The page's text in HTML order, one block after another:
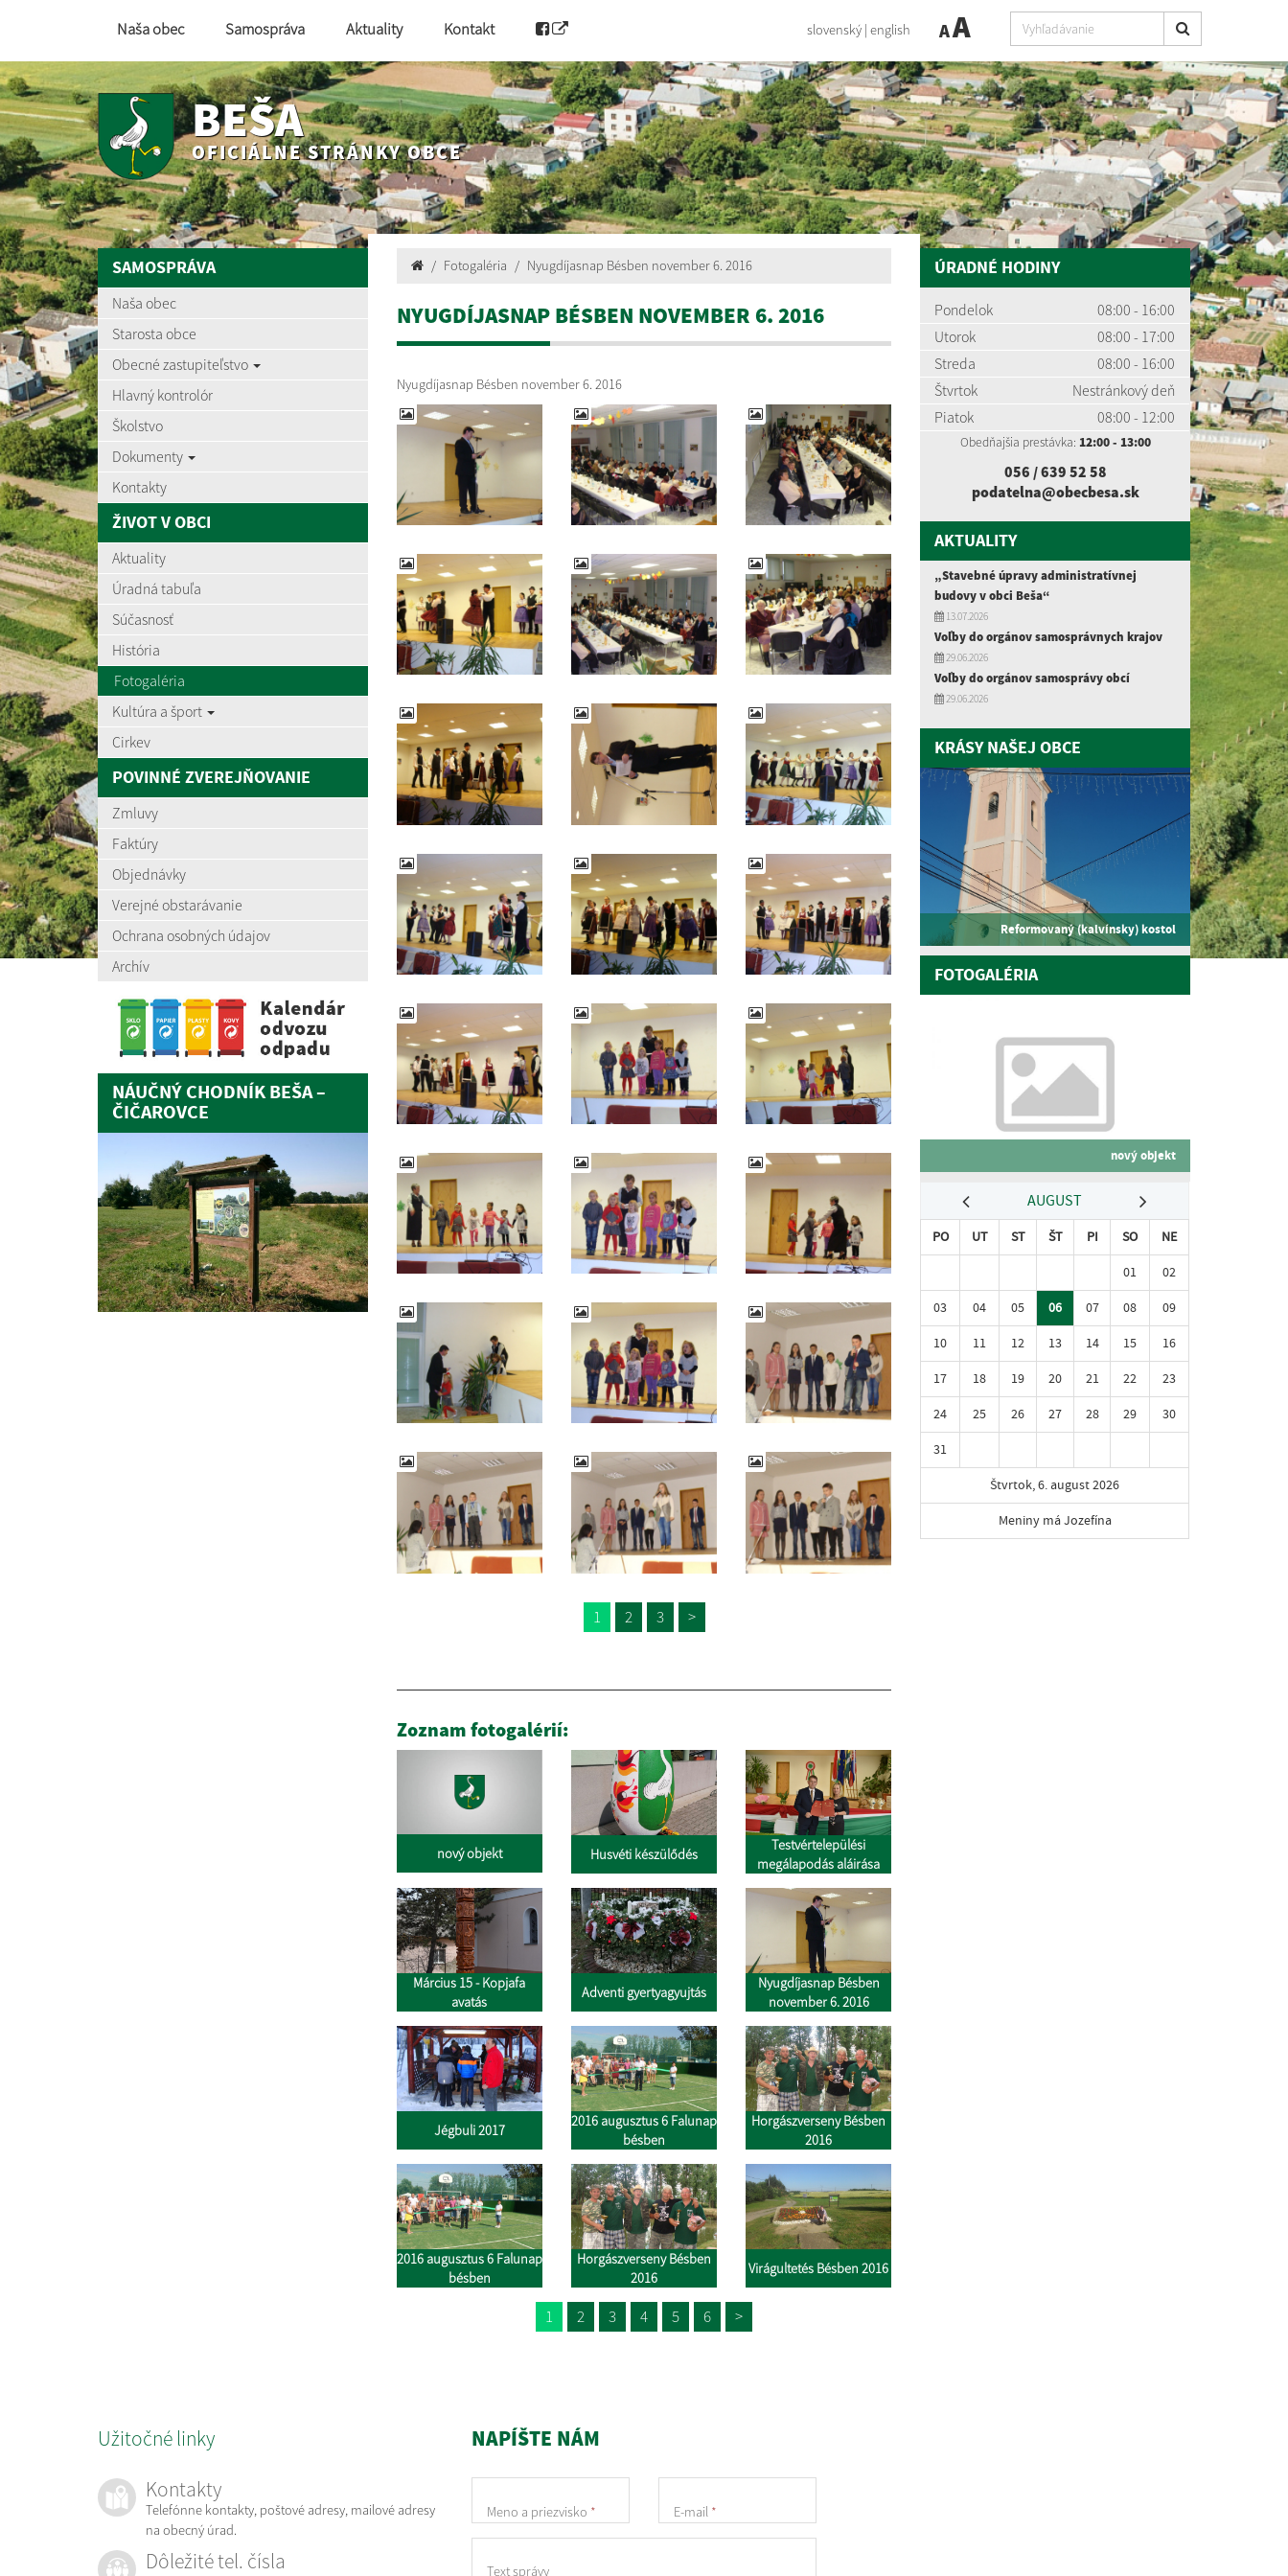
Naša obec Samospráva Aktuality Kontakt slovenský| english AA
BEŠA
OFICIÁLNE STRÁNKY OBCE
SAMOSPRÁVA
Naša obec
Starosta obce
Obecné zastupiteľstvo
Hlavný kontrolór
Školstvo
Dokumenty
Kontakty
ŽIVOT V OBCI
Aktuality
Úradná tabuľa
Súčasnosť
História
Fotogaléria
Kultúra a šport
Cirkev
POVINNÉ ZVEREJŇOVANIE
Zmluvy
Faktúry
Objednávky
Verejné obstarávanie
Ochrana osobných údajov
Archív
NÁUČNÝ CHODNÍK BEŠA –
ČIČAROVCE
Fotogaléria Nyugdíjasnap Bésben november 6. 2016
NYUGDÍJASNAP BÉSBEN NOVEMBER 6. 2016
Nyugdíjasnap Bésben november 6. 2016
1 2 3 >
Zoznam fotogalérií:
nový objekt Husvéti készülődés
Testvértelepülési
megálapodás aláirása
Március 15 - Kopjafa
avatás
Adventi gyertyagyujtás
Nyugdíjasnap Bésben
november 6. 2016
Jégbuli 2017
2016 augusztus 6 Falunap
bésben
Horgászverseny Bésben
2016
2016 augusztus 6 Falunap
bésben
Horgászverseny Bésben
2016
Virágultetés Bésben 2016
1 2 3 4 5 6 >
ÚRADNÉ HODINY
Pondelok
08:00 - 16:00
Utorok
08:00 - 17:00
Streda
08:00 - 16:00
Štvrtok
Nestránkový deň
Piatok
08:00 - 12:00
Obedňajšia prestávka: 12:00 - 13:00
056 / 639 52 58
podatelna@obecbesa.sk
AKTUALITY
„Stavebné úpravy administratívnej
budovy v obci Beša“
13.07.2026
Voľby do orgánov samosprávnych krajov
29.06.2026
Voľby do orgánov samosprávy obcí
29.06.2026
KRÁSY NAŠEJ OBCE
Reformovaný (kalvínsky) kostol
FOTOGALÉRIA
nový objekt
AUGUST
PO UT ST ŠT PI SO
NE
01
02
03
04 05 06 07 08
09
10
11 12 13 14 15
16
17
18 19 20 21 22
23
24
25 26 27 28 29
30
31
Štvrtok, 6. august 2026
Meniny má Jozefína
NAPÍŠTE NÁM
Meno a priezvisko * E-mail *
Text správy
Užitočné linky
Kontakty
Telefónne kontakty, poštové adresy, mailové adresy
na obecný úrad.
Dôležité tel. čísla